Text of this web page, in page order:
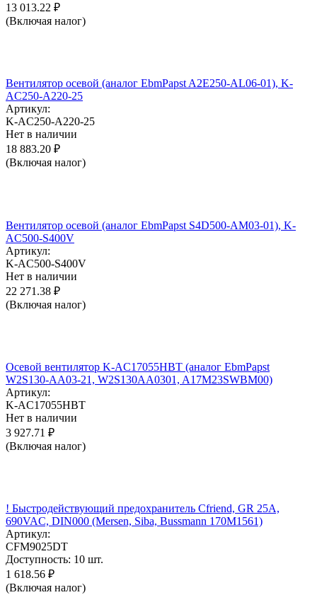
13 013.22 ₽
(Включая налог)
Вентилятор осевой (аналог EbmPapst A2E250-AL06-01), K-
AC250-A220-25
Артикул:
K-AC250-A220-25
Нет в наличии
18 883.20 ₽
(Включая налог)
Вентилятор осевой (аналог EbmPapst S4D500-AM03-01), K-
AC500-S400V
Артикул:
K-AC500-S400V
Нет в наличии
22 271.38 ₽
(Включая налог)
Осевой вентилятор K-AC17055HBT (аналог EbmPapst
W2S130-AA03-21, W2S130AA0301, A17M23SWBM00)
Артикул:
K-AC17055HBT
Нет в наличии
3 927.71 ₽
(Включая налог)
! Быстродействующий предохранитель Cfriend, GR 25А,
690VAC, DIN000 (Mersen, Siba, Bussmann 170M1561)
Артикул:
CFM9025DT
Доступность: 10 шт.
1 618.56 ₽
(Включая налог)